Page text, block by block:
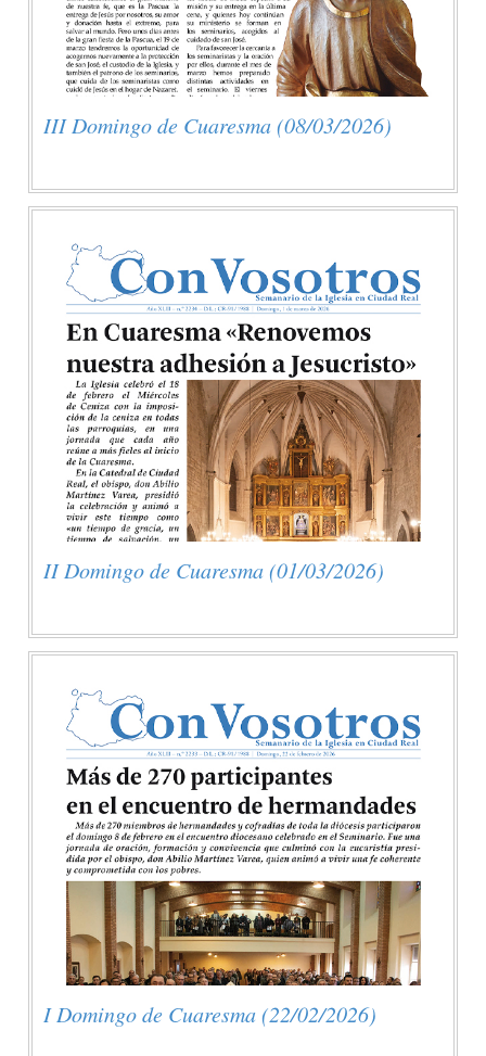
III Domingo de Cuaresma (08/03/2026)
II Domingo de Cuaresma (01/03/2026)
I Domingo de Cuaresma (22/02/2026)